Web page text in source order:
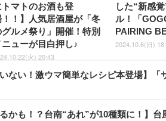
トマトのお酒も登
！！】人気居酒屋が「冬
グルメ祭り」開催！特別
ニューが目白押し♪
火) 20:43
した“新感
ル！「
PAIRING
2024.10.6(日)
いない！激ウマ簡単なレシピ本登場】
かも！？台南“あれ”が10種類に！】